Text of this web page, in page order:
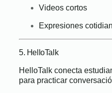
Videos cortos
Expresiones
5. HelloTalk
HelloTalk conecta
para practicar